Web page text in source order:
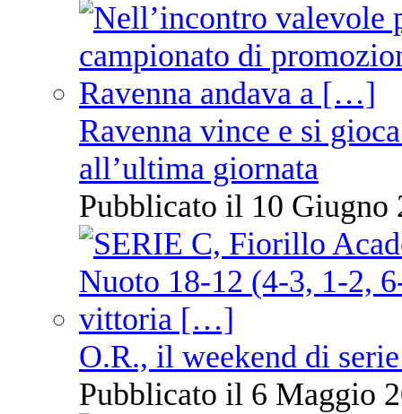
Ravenna vince e si
all’ultima giornata
Pubblicato il 10 Giugno
O.R., il weekend di
Pubblicato il 6 Maggio